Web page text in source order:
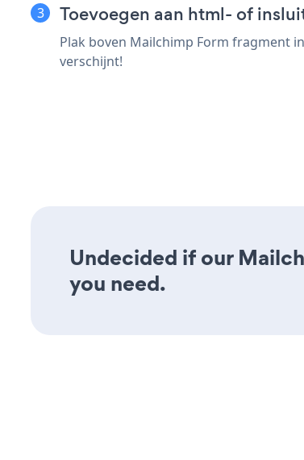
Toevoegen aan html- of
Plak boven Mailchimp Form fragment
verschijnt!
Undecided if our
you need.